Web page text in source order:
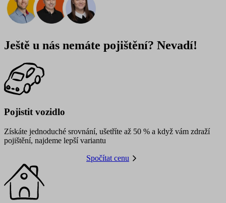
Ještě u nás nemáte pojištění? Nevadí!
Pojistit vozidlo
Získáte jednoduché srovnání, ušetříte až 50 % a když vám zdraží
pojištění, najdeme lepší variantu
Spočítat cenu